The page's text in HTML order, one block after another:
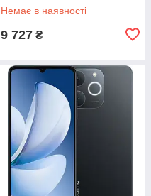
Немає в наявності
9 727 ₴